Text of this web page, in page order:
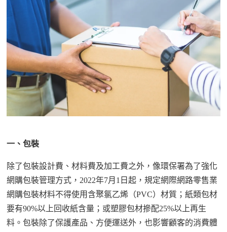
一、包裝
除了包裝設計費、材料費及加工費之外，像環保署為了強化
網購包裝管理方式， 2022年7月 1 日起，規定網際網路零售業
網購包裝材料不得使用含聚氯乙烯（PVC）材質；紙類包材
要有90%以上回收紙含量；或塑膠包材摻配25%以上再生
料。包裝除了保護產品、方便運送外，也影響顧客的消費體